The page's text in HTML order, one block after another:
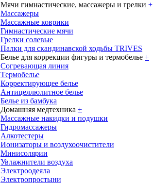
Мячи гимнастические, массажеры и грелки +
Массажеры
Массажные коврики
Гимнастические мячи
Грелки солевые
Палки для скандинавской ходьбы TRIVES
Белье для коррекции фигуры и термобелье +
Cогревающая линия
Tермобелье
Корректирующее белье
Антицеллюлитное белье
Белье из бамбука
Домашняя медтехника +
Массажные накидки и подушки
Гидромассажеры
Алкотестеры
Ионизаторы и воздухоочистители
Минисолярии
Увлажнители воздуха
Электроодеяла
Электропростыни